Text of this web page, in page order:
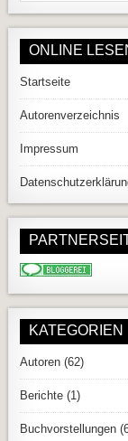
ONLINE
Startseite
Autorenverzeichnis
Impressum
KATEGORIEN
Autoren (62)
Berichte (1)
Buchvorstellungen